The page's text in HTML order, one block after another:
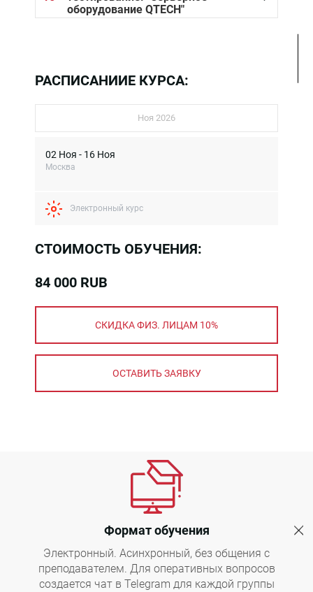
оборудование QTECH"
РАСПИСАНИИЕ КУРСА:
Ноя 2026
02 Ноя - 16 Ноя
Москва
Электронный курс
СТОИМОСТЬ ОБУЧЕНИЯ:
84 000 RUB
СКИДКА ФИЗ. ЛИЦАМ 10%
ОСТАВИТЬ ЗАЯВКУ
Формат обучения
Электронный. Асинхронный, без общения с
преподавателем. Для оперативных вопросов
создается чат в Telegram для каждой группы